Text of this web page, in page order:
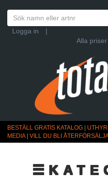
Logga in
|
Alla
BESTÄLL GRATIS KATALOG
MEDIA| VILL DU BLI